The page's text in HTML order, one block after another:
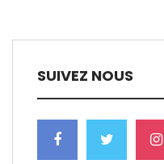
SUIVEZ NOUS